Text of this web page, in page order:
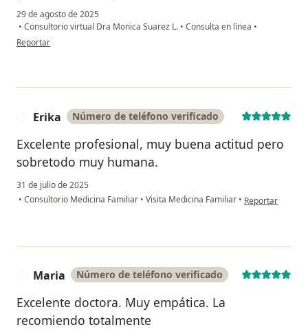
29 de agosto de 2025
• Consultorio virtual Dra Monica Suarez L. • Consulta en línea •
en opinión del usuario Dora Enith Vasquez
Reportar
Erika Número de teléfono verificado
Excelente profesional, muy buena actitud pero
sobretodo muy humana.
31 de julio de 2025
• Consultorio Medicina Familiar • Visita Medicina Familiar • en opinión del
Reportar
Maria Número de teléfono verificado
Excelente doctora. Muy empática. La
recomiendo totalmente